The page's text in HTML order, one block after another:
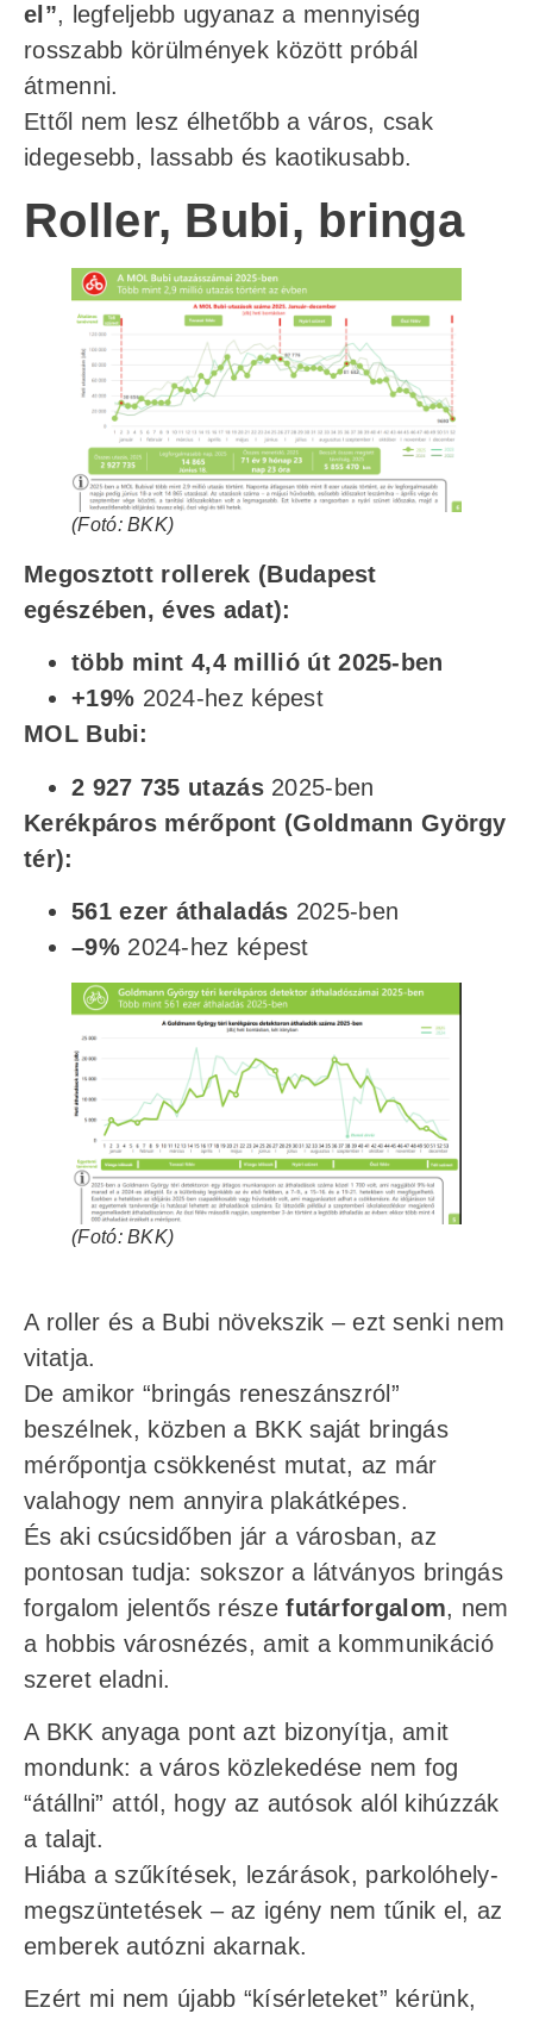
el”, legfeljebb ugyanaz a mennyiség
rosszabb körülmények között próbál
átmenni.
Ettől nem lesz élhetőbb a város, csak
idegesebb, lassabb és kaotikusabb.
Roller, Bubi, bringa
(Fotó: BKK)
Megosztott rollerek (Budapest
egészében, éves adat):
több mint 4,4 millió út 2025-ben
+19% 2024-hez képest
MOL Bubi:
2 927 735 utazás2025-ben
Kerékpáros mérőpont (Goldmann György
tér):
561 ezer áthaladás 2025-ben
–9%2024-hez képest
(Fotó: BKK)
A roller és a Bubi növekszik – ezt senki nem
vitatja.
De amikor “bringás reneszánszról”
beszélnek, közben a BKK saját bringás
mérőpontja csökkenést mutat, az már
valahogy nem annyira plakátképes.
És aki csúcsidőben jár a városban, az
pontosan tudja: sokszor a látványos bringás
forgalom jelentős részefutárforgalom, nem
a hobbis városnézés, amit a kommunikáció
szeret eladni.
A BKK anyaga pont azt bizonyítja, amit
mondunk: a város közlekedése nem fog
“átállni” attól, hogy az autósok alól kihúzzák
a talajt.
Hiába a szűkítések, lezárások, parkolóhely-
megszüntetések – az igény nem tűnik el, az
emberek autózni akarnak.
Ezért mi nem újabb “kísérleteket” kérünk,